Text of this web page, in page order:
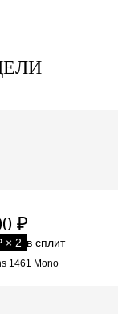
₽
× 2 в сплит
1461 Mono